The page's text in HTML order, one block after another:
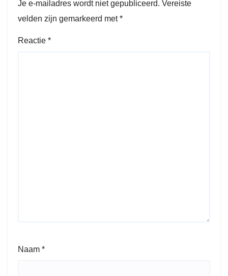
Je e-mailadres wordt niet gepubliceerd. Vereiste
velden zijn gemarkeerd met*
Reactie *
Naam *